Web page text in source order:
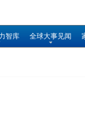
智库 全球大事见闻